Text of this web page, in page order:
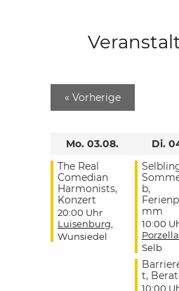
« Vorherige
Mo. 03.08.
The Real
Comedian
Harmonists,
Konzert
20:00 Uhr
Luisenburg
Wunsiedel
Di.
b,
mm
10:00
Selb
t,
10:00